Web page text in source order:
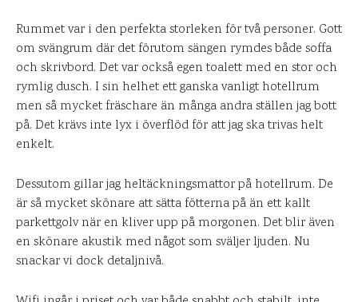
Rummet var i den perfekta storleken för två personer. Gott
om svängrum där det förutom sängen rymdes både soffa
och skrivbord. Det var också egen toalett med en stor och
rymlig dusch. I sin helhet ett ganska vanligt hotellrum
men så mycket fräschare än många andra ställen jag bott
på. Det krävs inte lyx i överflöd för att jag ska trivas helt
enkelt.
Dessutom gillar jag heltäckningsmattor på hotellrum. De
är så mycket skönare att sätta fötterna på än ett kallt
parkettgolv när en kliver upp på morgonen. Det blir även
en skönare akustik med något som sväljer ljuden. Nu
snackar vi dock detaljnivå.